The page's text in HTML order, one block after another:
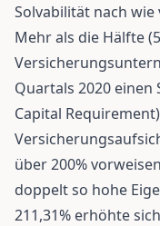
Solvabilität nach wie
Mehr als die Hälfte
Quartals 2020 einen
Capital
über 200%
doppelt so hohe
211,31% erhöhte